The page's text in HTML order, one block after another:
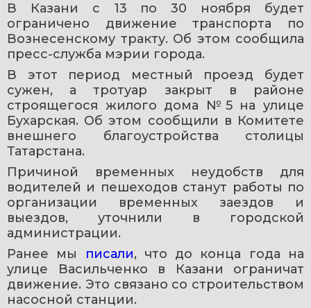
В Казани с 13 по 30 ноября будет
ограничено движение транспорта по
Вознесенскому тракту. Об этом сообщила
пресс-служба мэрии города.
В этот период местный проезд будет
сужен, а тротуар закрыт в районе
строящегося жилого дома №5 на улице
Бухарская. Об этом сообщили в Комитете
внешнего благоустройства столицы
Татарстана.
Причиной временных неудобств для
водителей и пешеходов станут работы по
организации временных заездов и
выездов, уточнили в городской
администрации.
Ранее мы
писали, что до конца года на
улице Васильченко в Казани ограничат
движение. Это связано со строительством
насосной станции.